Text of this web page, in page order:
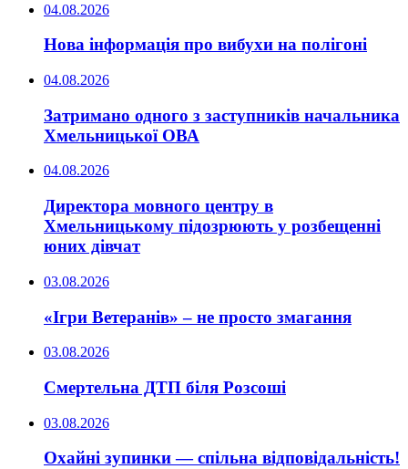
04.08.2026
Нова інформація про вибухи на полігоні
04.08.2026
Затримано одного з заступників начальника
Хмельницької ОВА
04.08.2026
Директора мовного центру в
Хмельницькому підозрюють у розбещенні
юних дівчат
03.08.2026
«Ігри Ветеранів» – не просто змагання
03.08.2026
Смертельна ДТП біля Розсоші
03.08.2026
Охайні зупинки — спільна відповідальність!